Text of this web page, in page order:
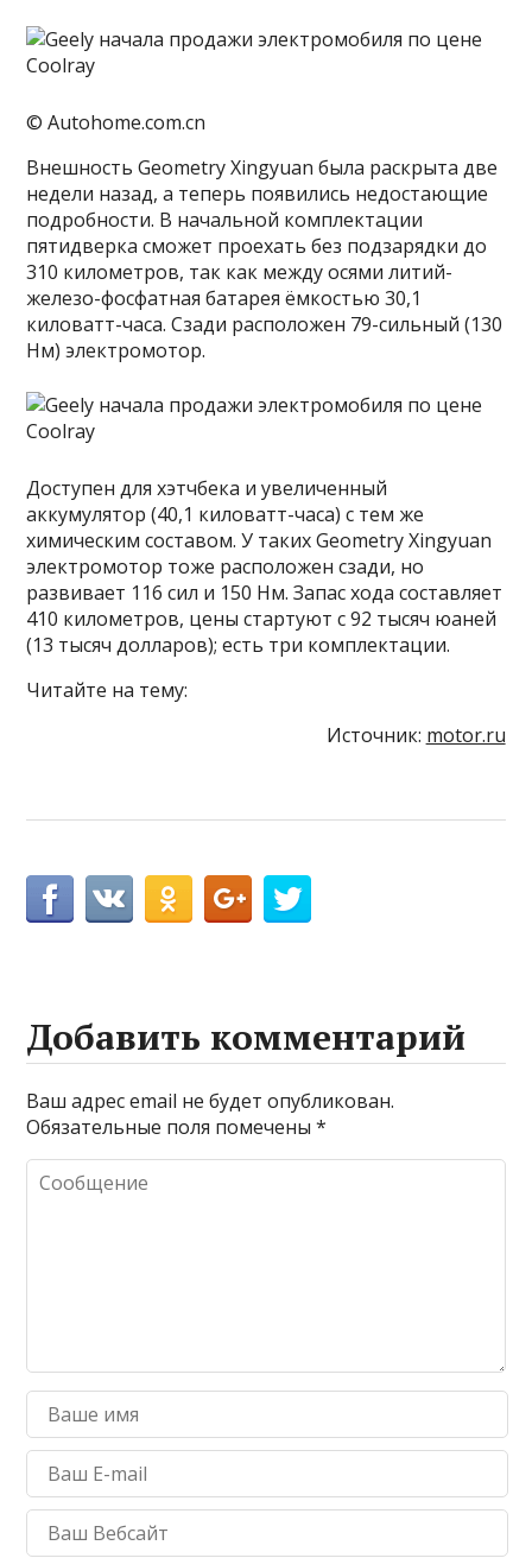
© Autohome.com.cn
Внешность Geometry Xingyuan была раскрыта две
недели назад, а теперь появились недостающие
подробности. В начальной комплектации
пятидверка сможет проехать без подзарядки до
310 километров, так как между осями литий-
железо-фосфатная батарея ёмкостью 30,1
киловатт-часа. Сзади расположен 79-сильный (130
Нм) электромотор.
Доступен для хэтчбека и увеличенный
аккумулятор (40,1 киловатт-часа) с тем же
химическим составом. У таких Geometry Xingyuan
электромотор тоже расположен сзади, но
развивает 116 сил и 150 Нм. Запас хода составляет
410 километров, цены стартуют с 92 тысяч юаней
(13 тысяч долларов); есть три комплектации.
Читайте на тему:
Источник: motor.ru
Добавить комментарий
Ваш адрес email не будет опубликован.
Обязательные поля помечены*